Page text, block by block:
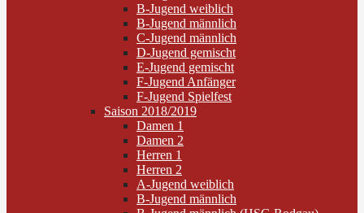
B-Jugend weiblich
B-Jugend männlich
C-Jugend männlich
D-Jugend gemischt
E-Jugend gemischt
F-Jugend Anfänger
F-Jugend Spielfest
Saison 2018/2019
Damen 1
Damen 2
Herren 1
Herren 2
A-Jugend weiblich
B-Jugend männlich